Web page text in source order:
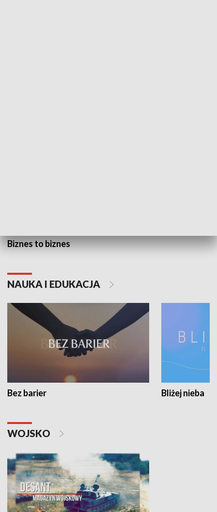
Biznes to biznes
NAUKA I EDUKACJA
Bez barier Bliżej nieba
WOJSKO